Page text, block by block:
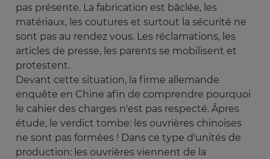
pas présente. La fabrication est bâclée, les
matériaux, les coutures et surtout la sécurité ne
sont pas au rendez vous. Les réclamations, les
articles de presse, les parents se mobilisent et
protestent.
Devant cette situation, la firme allemande
enquête en Chine afin de comprendre pourquoi
le cahier des charges n'est pas respecté. Âpres
étude, le verdict tombe: les ouvrières chinoises
ne sont pas formées ! Dans ce type d'unités de
production: les ouvrières viennent de la